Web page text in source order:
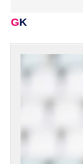
GK